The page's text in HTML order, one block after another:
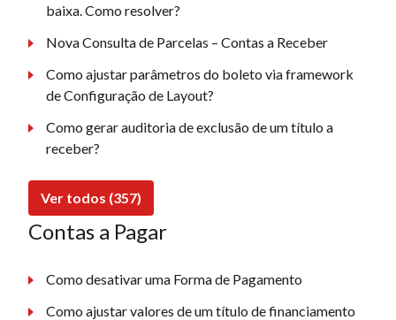
baixa. Como resolver?
Nova Consulta de Parcelas – Contas a Receber
Como ajustar parâmetros do boleto via framework
de Configuração de Layout?
Como gerar auditoria de exclusão de um título a
receber?
Ver todos (357)
Contas a Pagar
Como desativar uma Forma de Pagamento
Como ajustar valores de um título de financiamento